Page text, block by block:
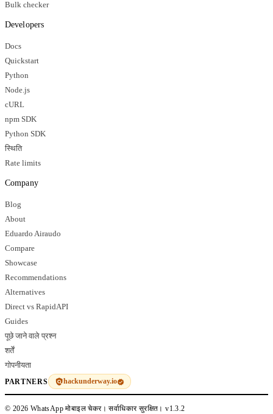
Bulk checker
Developers
Docs
Quickstart
Python
Node.js
cURL
npm SDK
Python SDK
स्थिति
Rate limits
Company
Blog
About
Eduardo Airaudo
Compare
Showcase
Recommendations
Alternatives
Direct vs RapidAPI
Guides
पूछे जाने वाले प्रश्न
शर्तें
गोपनीयता
PARTNERS hackunderway.io
© 2026 WhatsApp मोबाइल चेकर। सर्वाधिकार सुरक्षित।v1.3.2